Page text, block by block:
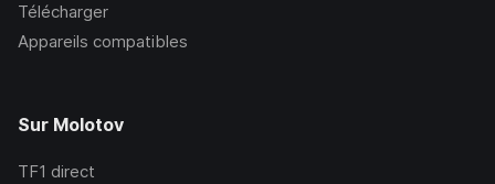
Télécharger
Appareils compatibles
Sur Molotov
TF1 direct